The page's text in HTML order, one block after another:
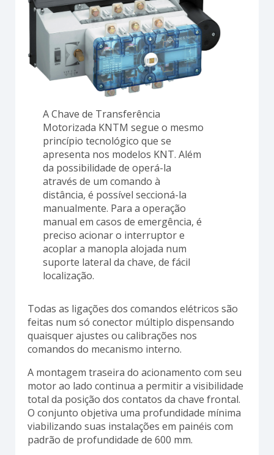
A Chave de Transferência
Motorizada KNTM segue o mesmo
princípio tecnológico que se
apresenta nos modelos KNT. Além
da possibilidade de operá-la
através de um comando à
distância, é possível seccioná-la
manualmente. Para a operação
manual em casos de emergência, é
preciso acionar o interruptor e
acoplar a manopla alojada num
suporte lateral da chave, de fácil
localização.
Todas as ligações dos comandos elétricos são
feitas num só conector múltiplo dispensando
quaisquer ajustes ou calibrações nos
comandos do mecanismo interno.
A montagem traseira do acionamento com seu
motor ao lado continua a permitir a visibilidade
total da posição dos contatos da chave frontal.
O conjunto objetiva uma profundidade mínima
viabilizando suas instalações em painéis com
padrão de profundidade de 600 mm.